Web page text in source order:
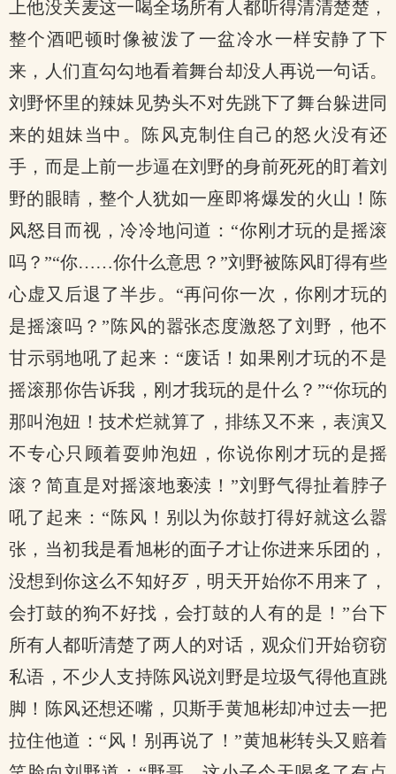
上他没关麦这一喝全场所有人都听得清清楚楚，
整个酒吧顿时像被泼了一盆冷水一样安静了下
来，人们直勾勾地看着舞台却没人再说一句话。
刘野怀里的辣妹见势头不对先跳下了舞台躲进同
来的姐妹当中。陈风克制住自己的怒火没有还
手，而是上前一步逼在刘野的身前死死的盯着刘
野的眼睛，整个人犹如一座即将爆发的火山！陈
风怒目而视，冷冷地问道：“你刚才玩的是摇滚
吗？”“你……你什么意思？”刘野被陈风盯得有些
心虚又后退了半步。“再问你一次，你刚才玩的
是摇滚吗？”陈风的嚣张态度激怒了刘野，他不
甘示弱地吼了起来：“废话！如果刚才玩的不是
摇滚那你告诉我，刚才我玩的是什么？”“你玩的
那叫泡妞！技术烂就算了，排练又不来，表演又
不专心只顾着耍帅泡妞，你说你刚才玩的是摇
滚？简直是对摇滚地亵渎！”刘野气得扯着脖子
吼了起来：“陈风！别以为你鼓打得好就这么嚣
张，当初我是看旭彬的面子才让你进来乐团的，
没想到你这么不知好歹，明天开始你不用来了，
会打鼓的狗不好找，会打鼓的人有的是！”台下
所有人都听清楚了两人的对话，观众们开始窃窃
私语，不少人支持陈风说刘野是垃圾气得他直跳
脚！陈风还想还嘴，贝斯手黄旭彬却冲过去一把
拉住他道：“风！别再说了！”黄旭彬转头又赔着